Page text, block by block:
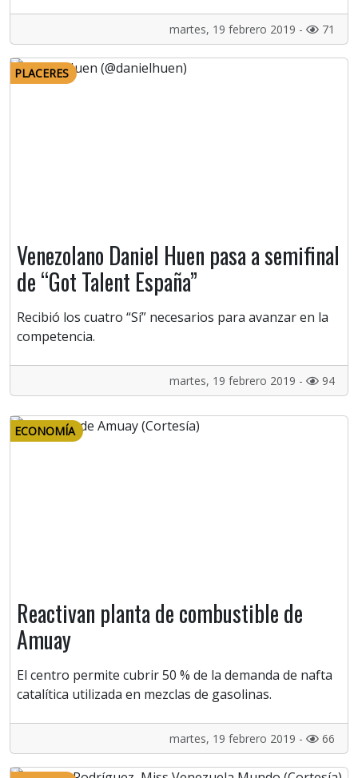
martes, 19 febrero 2019 - 71
PLACERES
Venezolano Daniel Huen pasa a semifinal
de “Got Talent España”
Recibió los cuatro “Sí” necesarios para avanzar en la
competencia.
martes, 19 febrero 2019 - 94
ECONOMÍA
Reactivan planta de combustible de
Amuay
El centro permite cubrir 50 % de la demanda de nafta
catalítica utilizada en mezclas de gasolinas.
martes, 19 febrero 2019 - 66